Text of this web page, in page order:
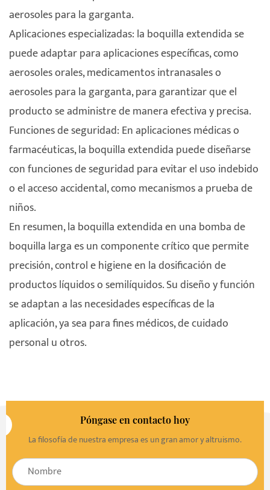
aerosoles para la garganta.
Aplicaciones especializadas: la boquilla extendida se
puede adaptar para aplicaciones específicas, como
aerosoles orales, medicamentos intranasales o
aerosoles para la garganta, para garantizar que el
producto se administre de manera efectiva y precisa.
Funciones de seguridad: En aplicaciones médicas o
farmacéuticas, la boquilla extendida puede diseñarse
con funciones de seguridad para evitar el uso indebido
o el acceso accidental, como mecanismos a prueba de
niños.
En resumen, la boquilla extendida en una bomba de
boquilla larga es un componente crítico que permite
precisión, control e higiene en la dosificación de
productos líquidos o semilíquidos. Su diseño y función
se adaptan a las necesidades específicas de la
aplicación, ya sea para fines médicos, de cuidado
personal u otros.
Póngase en contacto hoy
La filosofía de nuestra empresa es un gran amor y altruismo.